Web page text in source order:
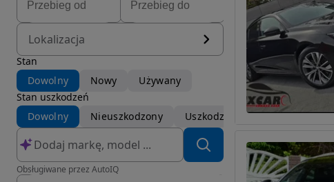
Lokalizacja
Stan
Dowolny
Nowy
Używany
Stan uszkodzeń
Dowolny
Nieuszkodzony Uszkodzony
Obsługiwane przez AutoIQ